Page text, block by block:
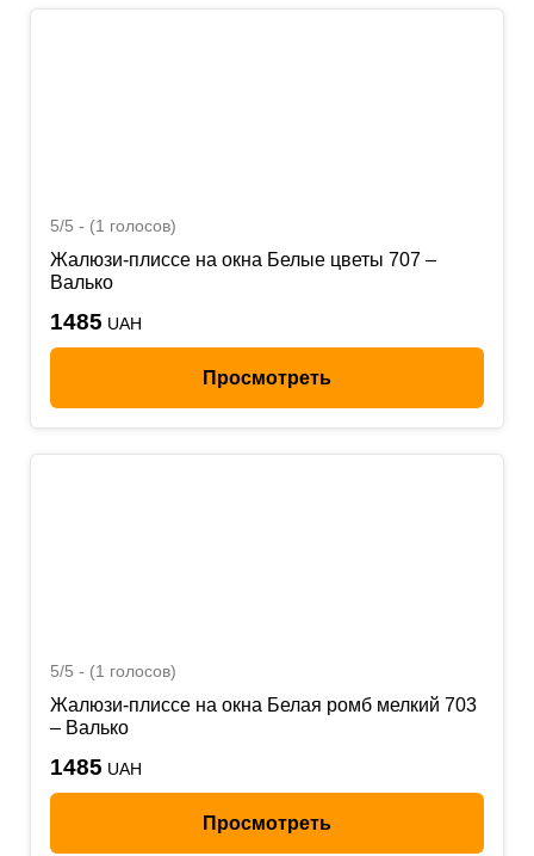
5/5 - (1 голосов)
Жалюзи-плиссе на окна Белые цветы 707 –
Валько
1485 UAH
Просмотреть
5/5 - (1 голосов)
Жалюзи-плиссе на окна Белая ромб мелкий 703
– Валько
1485 UAH
Просмотреть